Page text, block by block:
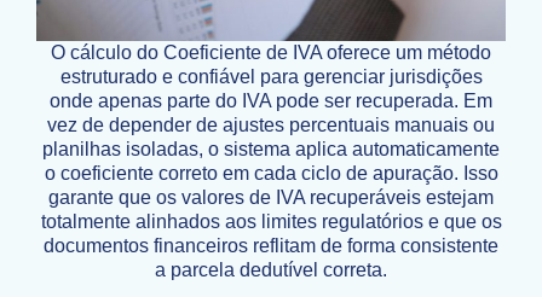
O cálculo do Coeficiente de IVA oferece um método
estruturado e confiável para gerenciar jurisdições
onde apenas parte do IVA pode ser recuperada. Em
vez de depender de ajustes percentuais manuais ou
planilhas isoladas, o sistema aplica automaticamente
o coeficiente correto em cada ciclo de apuração. Isso
garante que os valores de IVA recuperáveis estejam
totalmente alinhados aos limites regulatórios e que os
documentos financeiros reflitam de forma consistente
a parcela dedutível correta.